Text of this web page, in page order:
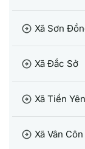
arrow_circle_right Xã Sơn
arrow_circle_right Xã Đắc Sở
arrow_circle_right Xã Tiền Yên
arrow_circle_right Xã Vân Côn